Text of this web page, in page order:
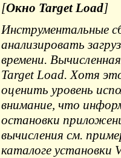
[Окно Target Load]
Инструментальные
анализировать
времени.
Target Load. Хотя
оценить уровень
внимание, что
остановки
вычисления см.
каталоге установки